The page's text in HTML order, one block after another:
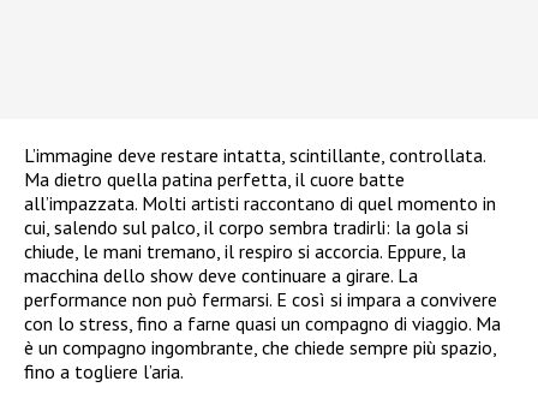
L’immagine deve restare intatta, scintillante, controllata.
Ma dietro quella patina perfetta, il cuore batte
all’impazzata. Molti artisti raccontano di quel momento in
cui, salendo sul palco, il corpo sembra tradirli: la gola si
chiude, le mani tremano, il respiro si accorcia. Eppure, la
macchina dello show deve continuare a girare. La
performance non può fermarsi. E così si impara a convivere
con lo stress, fino a farne quasi un compagno di viaggio. Ma
è un compagno ingombrante, che chiede sempre più spazio,
fino a togliere l’aria.